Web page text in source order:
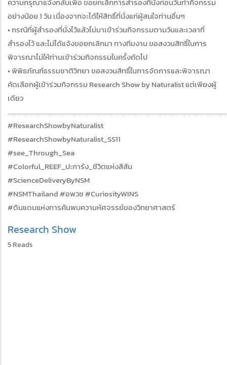
อย่างน้อย 1 วัน เนื่องจากจะได้ให้สิทธิ์ที่นั่งแก่ผู้สนใจท่านอื่นๆ
• กรณีที่ผู้สำรองที่นั่งไว้แล้วไม่มาเข้าร่วมกิจกรรมตามวันและเวลาที่
สำรองไว้ และไม่ได้แจ้งขอยกเลิกมา ทางทีมงาน ขอสงวนสิทธิ์ในการ
พิจารณาไม่ให้ท่านเข้าร่วมกิจกรรมในครั้งถัดไป
• พิพิธภัณฑ์ธรรมชาติวิทยา ขอสงวนสิทธิ์ในการจัดการและพิจารณา
คัดเลือกผู้เข้าร่วมกิจกรรม Research Show by Naturalist แต่เพียงผู้
เดียว
#ResearchShowbyNaturalist
#ResearchShowbyNaturalist_SS11
#see_Through_Sea
#Colorful_REEF_ปะการัง_ชีวิตแห่งสีสัน
#ScienceDeliveryByNSM
#NSMThailand #อพวช #CuriosityWINS
#ดินแดนแห่งการค้นพบความหัศจรรย์ของวิทยาศาสตร์
Research Show
5 Reads